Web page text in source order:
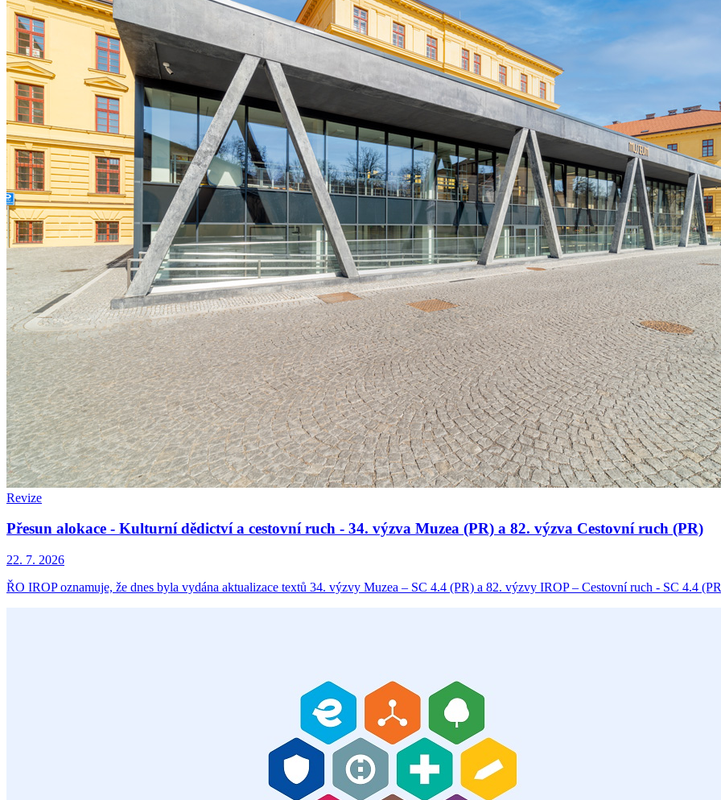
Revize
Přesun alokace - Kulturní dědictví a cestovní ruch - 34. výzva Muzea (PR) a 82. výzva Cestovní ruch (PR)
22. 7. 2026
ŘO IROP oznamuje, že dnes byla vydána aktualizace textů 34. výzvy Muzea – SC 4.4 (PR) a 82. výzvy IROP – Cestovní ruch - SC 4.4